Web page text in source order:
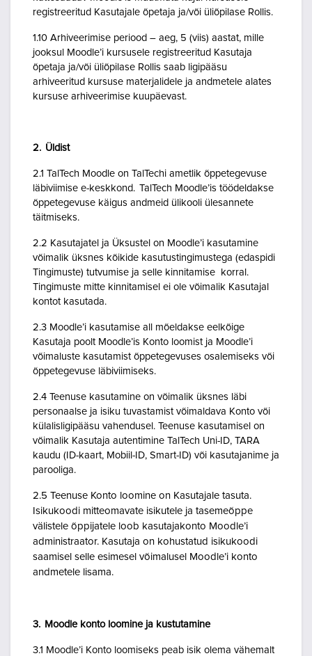
registreeritud Kasutajale õpetaja ja/või üliõpilase Rollis.
1.10 Arhiveerimise periood – aeg, 5 (viis) aastat, mille
jooksul Moodle’i kursusele registreeritud Kasutaja
õpetaja ja/või üliõpilase Rollis saab ligipääsu
arhiveeritud kursuse materjalidele ja andmetele alates
kursuse arhiveerimise kuupäevast.
2. Üldist
2.1 TalTech Moodle on TalTechi ametlik õppetegevuse
läbiviimise e-keskkond. TalTech Moodle’is töödeldakse
õppetegevuse käigus andmeid ülikooli ülesannete
täitmiseks.
2.2 Kasutajatel ja Üksustel on Moodle’i kasutamine
võimalik üksnes kõikide kasutustingimustega (edaspidi
Tingimuste) tutvumise ja selle kinnitamise korral.
Tingimuste mitte kinnitamisel ei ole võimalik Kasutajal
kontot kasutada.
2.3 Moodle’i kasutamise all mõeldakse eelkõige
Kasutaja poolt Moodle’is Konto loomist ja Moodle’i
võimaluste kasutamist õppetegevuses osalemiseks või
õppetegevuse läbiviimiseks.
2.4 Teenuse kasutamine on võimalik üksnes läbi
personaalse ja isiku tuvastamist võimaldava Konto või
külalisligipääsu vahendusel. Teenuse kasutamisel on
võimalik Kasutaja autentimine TalTech Uni-ID, TARA
kaudu (ID-kaart, Mobiil-ID, Smart-ID) või kasutajanime ja
parooliga.
2.5 Teenuse Konto loomine on Kasutajale tasuta.
Isikukoodi mitteomavate isikutele ja tasemeõppe
välistele õppijatele loob kasutajakonto Moodle’i
administraator. Kasutaja on kohustatud isikukoodi
saamisel selle esimesel võimalusel Moodle’i konto
andmetele lisama.
3. Moodle konto loomine ja kustutamine
3.1 Moodle’i Konto loomiseks peab isik olema vähemalt